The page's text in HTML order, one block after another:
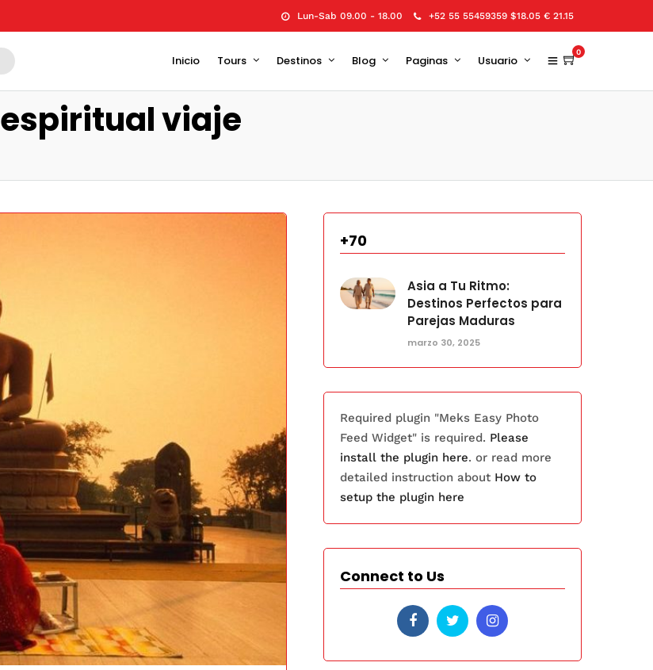
Lun-Sab 09.00 - 18.00 +52 55 55459359 $18.05 € 21.15
Inicio Tours Destinos Blog Paginas Usuario
0
espiritual viaje
+70
Asia a Tu Ritmo:
Destinos Perfectos para
Parejas Maduras
marzo 30, 2025
Required plugin "Meks Easy Photo
Feed Widget" is required. Please
install the plugin here. or read more
detailed instruction about How to
setup the plugin here
Connect to Us